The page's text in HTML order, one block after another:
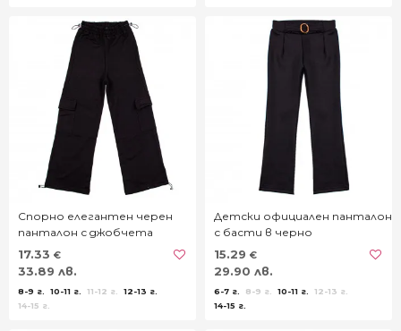
Спорно елегантен черен
панталон с джобчета
17.33 €
33.89 лв.
8-9 г. 10-11 г. 11-12 г.
12-13 г.
14-15 г.
Детски официален панталон
с басти в черно
15.29 €
29.90 лв.
6-7 г. 8-9 г. 10-11 г.
12-13 г.
14-15 г.